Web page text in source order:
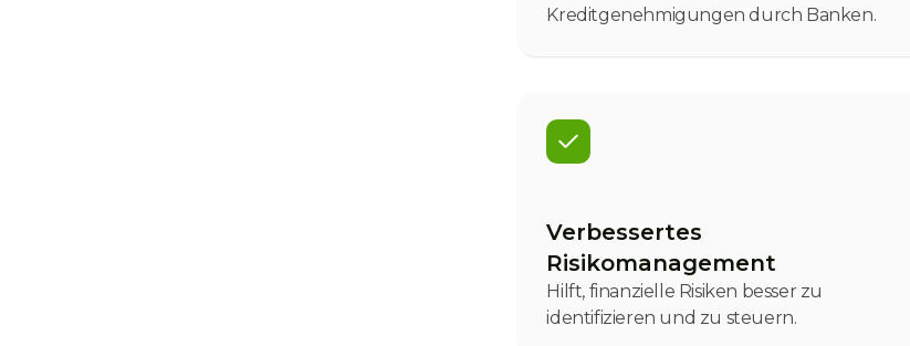
Kreditgenehmigungen durch Banken.
Verbessertes
Risikomanagement
Hilft, finanzielle Risiken besser zu
identifizieren und zu steuern.